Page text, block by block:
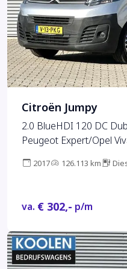
Citroën Jumpy
2.0 BlueHDI 120 DC
Peugeot Expert/Opel
2017 126.113 km
va. € 302,- p/m